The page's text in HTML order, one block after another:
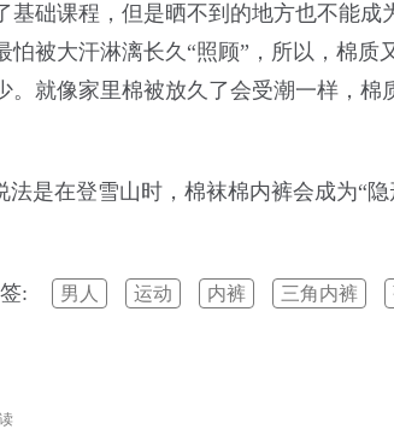
础课程，但是晒不到的地方也不能成
被大汗淋漓长久“照顾”，所以，棉质
就像家里棉被放久了会受潮一样，棉
是在登雪山时，棉袜棉内裤会成为“
: 男人 运动 内裤 三角内裤